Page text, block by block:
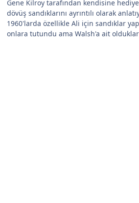
Gene Kilroy tarafından kendisine
dövüş sandıklarını ayrıntılı olarak
1960'larda özellikle Ali için sandıklar
onlara tutundu ama Walsh'a ait